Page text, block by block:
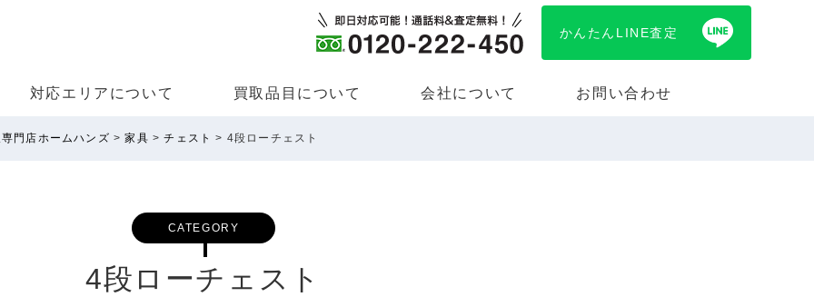
かんたんLINE査定
対応エリアについて 買取品⽬について 会社について お問い合わせ
門店ホームハンズ >家具 >チェスト > 4段ローチェスト
CATEGORY
4段ローチェスト